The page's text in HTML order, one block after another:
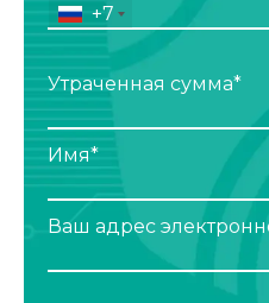
+7
Утраченная сумма*
Имя*
Ваш адрес